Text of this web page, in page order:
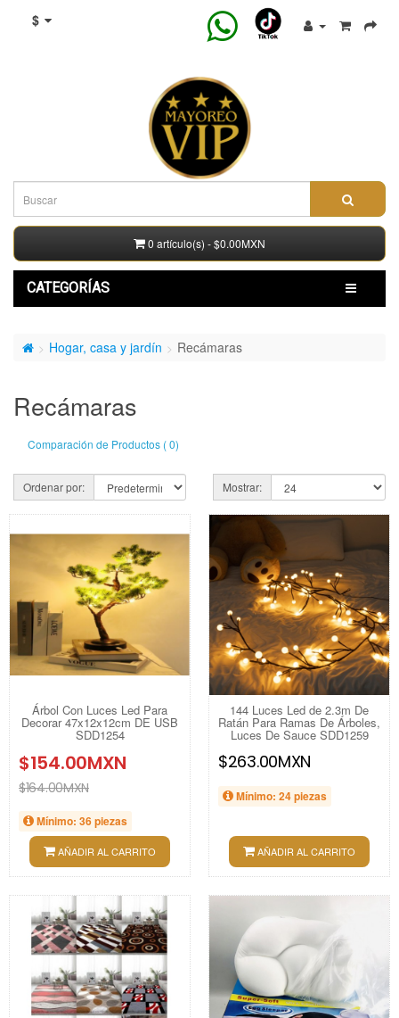
$
0 artículo(s) - $0.00MXN
CATEGORÍAS
Hogar, casa y jardín Recámaras
Recámaras
Comparación de Productos ( 0)
Ordenar por: Mostrar:
Árbol Con Luces Led Para
Decorar 47x12x12cm DE USB
SDD1254
$154.00MXN
$164.00MXN
Mínimo: 36 piezas
AÑADIR AL CARRITO
144 Luces Led de 2.3m De
Ratán Para Ramas De Árboles,
Luces De Sauce SDD1259
$263.00MXN
Mínimo: 24 piezas
AÑADIR AL CARRITO